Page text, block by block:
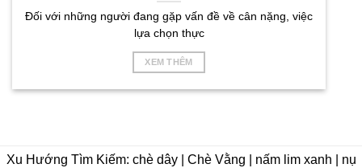
Đối với những người đang gặp vấn đề về cân nặng, việc
lựa chọn thực
XEM THÊM
Xu Hướng Tìm Kiếm: chè dây | Chè Vằng | nấm lim xanh | nụ